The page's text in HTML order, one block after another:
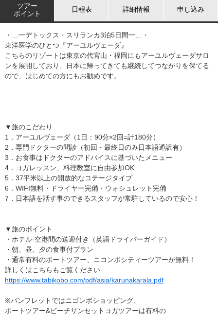
ツアー
ポイント
日程表 詳細情報 申し込み
・…━デトックス・スリランカ3泊5日間━…・
東洋医学のひとつ『アーユルヴェーダ』
こちらのリゾートは東京の代官山・福岡にもアーユルヴェーダサロ
ンを展開しており、日本に帰ってきても継続してつながりを保てる
ので、はじめての方にもお勧めです。
▼旅のこだわり
1．アーユルヴェーダ（1日：90分×2回=計180分）
2．専門ドクターの問診（初回・最終日のみ日本語通訳有）
3．お食事はドクターのアドバイスに基づいたメニュー
4．ヨガレッスン、料理教室に自由参加OK
5．37平米以上の開放的なコテージタイプ
6．WIFI無料・ドライヤー完備・ウォシュレット完備
7．日本語を話す事のできるスタッフが常駐しているので安心！
▼旅のポイント
・ホテル-空港間の送迎付き（英語ドライバーガイド）
・朝、昼、夕の食事付プラン
・通常有料のボートツアー、ニコンボシティーツアーが無料！
詳しくはこちらもご覧ください
https://www.tabikobo.com/pdf/asia/karunakarala.pdf
※パンフレットではニゴンボショッピング、
ボートツアー&ビーチサンセットヨガツアーは有料の